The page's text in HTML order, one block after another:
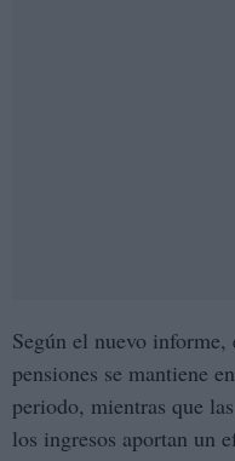
Según el nuevo
pensiones se mantiene
periodo, mientras que
los ingresos aportan un